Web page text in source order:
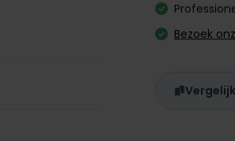
Bezoek